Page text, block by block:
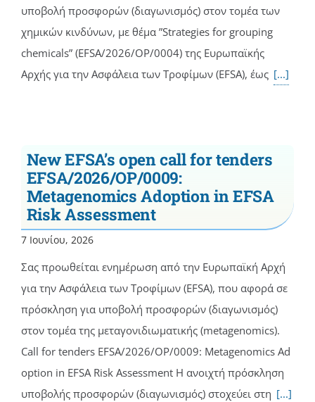
υποβολή προσφορών (διαγωνισμός) στον τομέα των
χημικών κινδύνων, με θέμα ”Strategies for grouping
chemicals” (EFSA/2026/OP/0004) της Ευρωπαϊκής
Αρχής για την Ασφάλεια των Τροφίμων (EFSA), έως [...]
New EFSA’s open call for tenders
EFSA/2026/OP/0009:
Metagenomics Adoption in EFSA
Risk Assessment
7 Ιουνίου, 2026
Σας προωθείται ενημέρωση από την Ευρωπαϊκή Αρχή
για την Ασφάλεια των Τροφίμων (EFSA), που αφορά σε
πρόσκληση για υποβολή προσφορών (διαγωνισμός)
στον τομέα της μεταγονιδιωματικής (metagenomics).
Call for tenders EFSA/2026/OP/0009: Metagenomics Ad
option in EFSA Risk Assessment Η ανοιχτή πρόσκληση
υποβολής προσφορών (διαγωνισμός) στοχεύει στη [...]